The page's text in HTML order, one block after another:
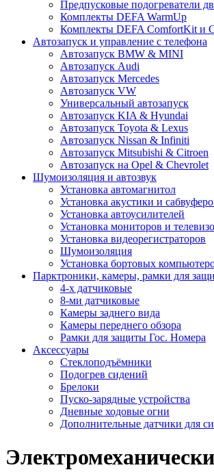
Предпусковые подогреватели
Комплекты DEFA WarmUp
Комплекты DEFA ComfortKit и
Автозапуск и управление с телефона
Автозапуск BMW & MINI
Автозапуск Audi
Автозапуск Mercedes
Автозапуск VW
Универсальный автозапуск
Автозапуск KIA & Hyundai
Автозапуск Toyota & Lexus
Автозапуск Nissan & Infiniti
Автозапуск Mitsubishi & Citroen
Автозапуск на Opel & Chevrolet
Шумоизоляция и автозвук
Установка автомагнитол
Установка акустики и
Установка автоусилителей
Установка мониторов и
Установка видеорегистраторов
Шумоизоляция
Установка бортовых
Парктроники, камеры, рамки для
4-х датчиковые
8-ми датчиковые
Камеры заднего вида
Камеры переднего обзора
Рамки для защиты Гос. Номера
Аксессуары
Стеклоподъёмники
Подогрев сидений
Брелоки
Пуско-зарядные устройства
Дневные ходовые огни
Дополнительные датчики для